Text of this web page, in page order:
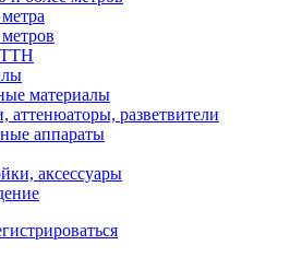
материалы
аттенюаторы, разветвители
аппараты
аксессуары